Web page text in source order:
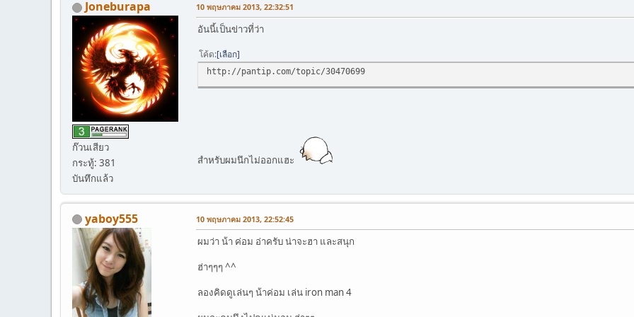
Joneburapa
ก๊วนเสียว
กระทู้: 381
บันทึกแล้ว
10 พฤษภาคม 2013, 22:32:51
อันนี้เป็นข่าวที่ว่า
โค้ด เลือก
http://pantip.com/topic/30470699
สำหรับผมนึกไม่ออกแฮะ
yaboy555 10 พฤษภาคม 2013, 22:52:45
ผมว่า น้า ค่อม อ่าครับ น่าจะฮา และสนุก
ฮ่าๆๆๆ ^^
ลองคิดดูเล่นๆ น้าค่อม เล่น iron man 4